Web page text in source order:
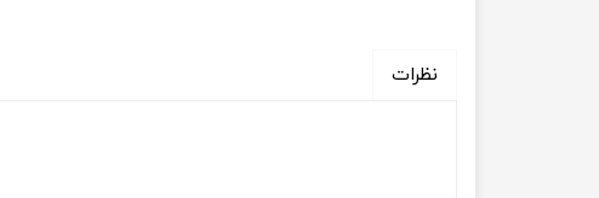
نظرات